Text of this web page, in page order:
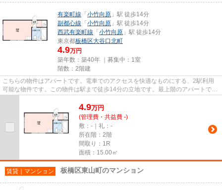
有楽町線 「 小竹向原 」駅 徒歩14分
副都心線 「 小竹向原 」駅 徒歩14分
西武有楽町線 「 小竹向原 」駅 徒歩14分
東京都板橋区大谷口北町
4.9万円
築年数：築40年 ｜募集中： 1室
階数：2階建
こちらの物件はアパートです。電車でのアクセスを快適なものにする、2駅利用
可能な物件です。この物件は駅まで徒歩14分の立地です。最上階のアパートで
4.9万円
(管理費・共益費 -)
敷：-｜礼：-
所在階：2階
間取り：1R
面積：15.00㎡
賃貸｜マンション 板橋区東山町のマンション